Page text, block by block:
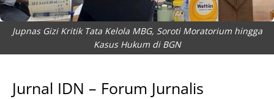
Jupnas Gizi Kritik Tata Kelola MBG, Soroti Moratorium hingga
Kasus Hukum di BGN
Jurnal IDN – Forum Jurnalis